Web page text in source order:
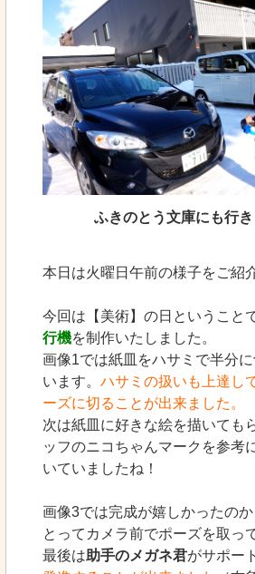
ふきのとう文庫にも行き
本日は火曜日午前の様子をご紹
今回は【美術】の日ということで
行機を制作いたしました。
画像1では紙皿をハサミで半分
います。 ハサミの扱いも上達し
ーズに切ることが出来ました。
次は紙皿に好きな絵を描いても
ッフのニコちゃんマークを参考
いていましたね！
画像3では完成が嬉しかったの
とってカメラ前でポーズを取っ
最後は助手のメガネ君がサポー